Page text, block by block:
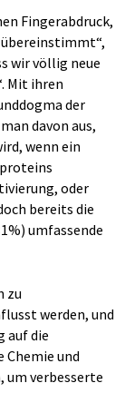
Fingerabdruck,
wir völlig neue
Mit ihren
der
davon aus,
wenn ein
oder
bereits die
umfassende
zu
werden, und
auf die
und
verbesserte